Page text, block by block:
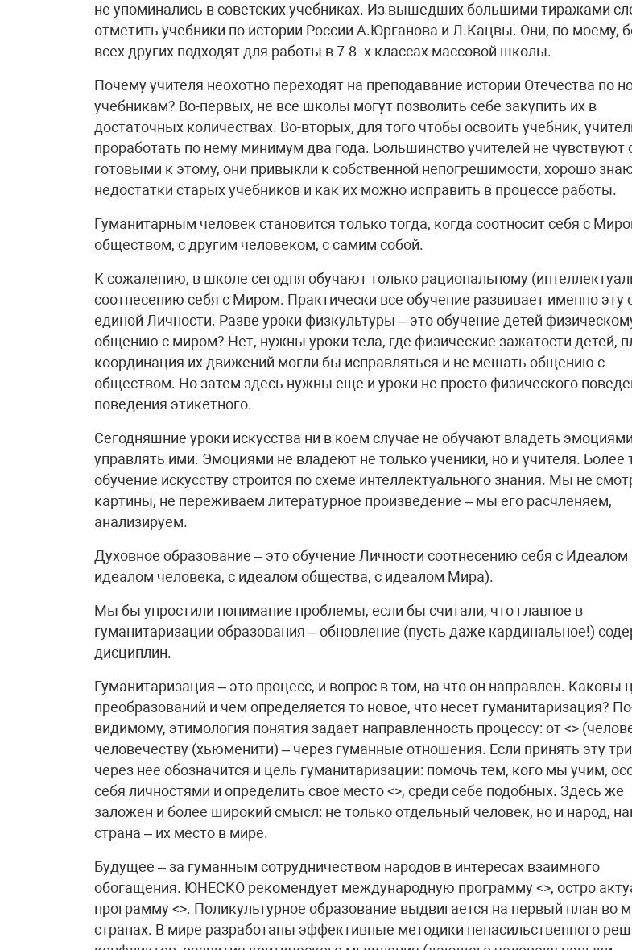
не упоминались в советских учебниках. Из вышедших большими тиражами
отметить учебники по истории России А.Юрганова и Л.Кацвы. Они, по-моему,
всех других подходят для работы в 7-8- х классах массовой школы.
Почему учителя неохотно переходят на преподавание истории Отечества по
учебникам? Во-первых, не все школы могут позволить себе закупить их в
достаточных количествах. Во-вторых, для того чтобы освоить учебник,
проработать по нему минимум два года. Большинство учителей не чувствуют
готовыми к этому, они привыкли к собственной непогрешимости, хорошо
недостатки старых учебников и как их можно исправить в процессе работы.
Гуманитарным человек становится только тогда, когда соотносит себя с
обществом, с другим человеком, с самим собой.
К сожалению, в школе сегодня обучают только рациональному
соотнесению себя с Миром. Практически все обучение развивает именно эту
единой Личности. Разве уроки физкультуры – это обучение детей
общению с миром? Нет, нужны уроки тела, где физические зажатости детей,
координация их движений могли бы исправляться и не мешать общению с
обществом. Но затем здесь нужны еще и уроки не просто физического
поведения этикетного.
Сегодняшние уроки искусства ни в коем случае не обучают владеть
управлять ими. Эмоциями не владеют не только ученики, но и учителя. Более
обучение искусству строится по схеме интеллектуального знания. Мы не
картины, не переживаем литературное произведение – мы его расчленяем,
анализируем.
Духовное образование – это обучение Личности соотнесению себя с Идеалом
идеалом человека, с идеалом общества, с идеалом Мира).
Мы бы упростили понимание проблемы, если бы считали, что главное в
гуманитаризации образования – обновление (пусть даже кардинальное!)
дисциплин.
Гуманитаризация – это процесс, и вопрос в том, на что он направлен. Каковы
преобразований и чем определяется то новое, что несет гуманитаризация?
видимому, этимология понятия задает направленность процессу: от <>
человечеству (хьюменити) – через гуманные отношения. Если принять эту
через нее обозначится и цель гуманитаризации: помочь тем, кого мы учим,
себя личностями и определить свое место <>, среди себе подобных. Здесь же
заложен и более широкий смысл: не только отдельный человек, но и народ,
страна – их место в мире.
Будущее – за гуманным сотрудничеством народов в интересах взаимного
обогащения. ЮНЕСКО рекомендует международную программу <>, остро
программу <>. Поликультурное образование выдвигается на первый план во
странах. В мире разработаны эффективные методики ненасильственного